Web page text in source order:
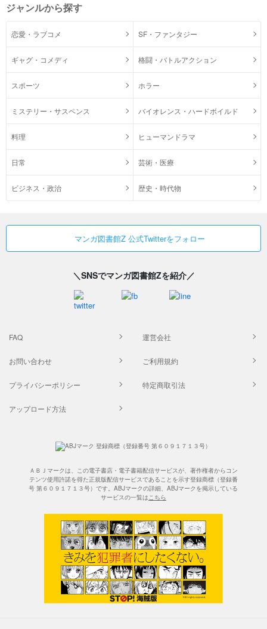
ジャンルから探す
恋愛・ラブコメ SF・ファンタジー
ギャグ・コメディ 格闘・バトルアクション
スポーツ ホラー
ミステリー・サスペンス バイオレンス・ハードボイルド
料理 ヒューマンドラマ
日常 芸術・医療
ビジネス・政治 歴史・時代物
マンガ図書館Z 公式Twitterをフォロー
＼SNSでマンガ図書館Zを紹介／
FAQ 運営会社
お問い合わせ ご利用規約
プライバシーポリシー 特定商取引法
アップロード方法
ＡＢＪマークは、この電子書店・電子書籍配信サービスが、著作権者からコン
テンツ使用許諾を得た正規版配信サービスであることを示す登録商標（登録番
号 第６０９１７１３号）です。ABJマークの詳細、ABJマークを掲示している
サービスの一覧はこちら